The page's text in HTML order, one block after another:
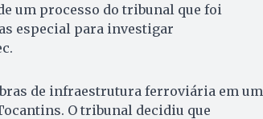
um processo do tribunal que foi
especial para investigar
de infraestrutura ferroviária em um
O tribunal decidiu que